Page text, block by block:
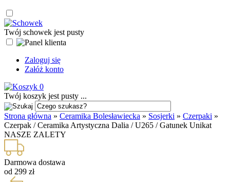
Twój schowek jest pusty
Zaloguj się
Załóż konto
0
Twój koszyk jest pusty ...
Strona główna » Ceramika Bolesławiecka » Sosjerki » Czerpaki »
Czerpak / Ceramika Artystyczna Dalia / U265 / Gatunek Unikat
NASZE ZALETY
Darmowa dostawa
od 299 zł